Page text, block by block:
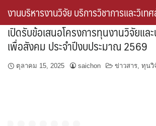
content
About the Journal
Frontpage of research
งานบริหารงานวิจัย บริการวิชาการและวิเ
เปิดรับข้อเสนอโครงการทุนงานวิจัยแ
เพื่อสังคม ประจำปีงบประมาณ 2569
ตุลาคม 15, 2025 saichon ข่าวสาร, ทุนวิ